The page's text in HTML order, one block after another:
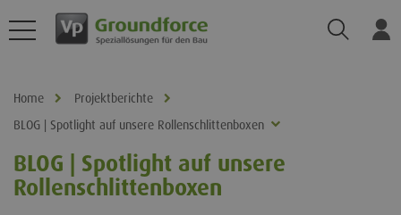
Suchen
Home
Projektberichte
BLOG | Spotlight auf unsere Rollenschlittenboxen
BLOG | Spotlight auf unsere
Rollenschlittenboxen